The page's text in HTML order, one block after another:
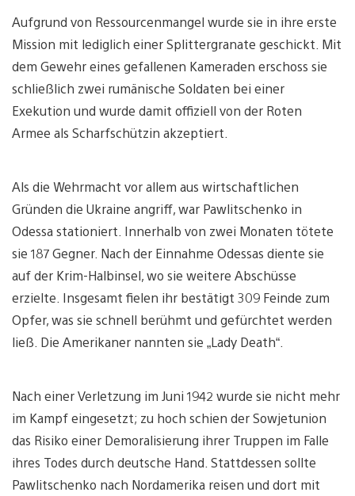
Aufgrund von Ressourcenmangel wurde sie in ihre erste
Mission mit lediglich einer Splittergranate geschickt. Mit
dem Gewehr eines gefallenen Kameraden erschoss sie
schließlich zwei rumänische Soldaten bei einer
Exekution und wurde damit offiziell von der Roten
Armee als Scharfschützin akzeptiert.
Als die Wehrmacht vor allem aus wirtschaftlichen
Gründen die Ukraine angriff, war Pawlitschenko in
Odessa stationiert. Innerhalb von zwei Monaten tötete
sie 187 Gegner. Nach der Einnahme Odessas diente sie
auf der Krim-Halbinsel, wo sie weitere Abschüsse
erzielte. Insgesamt fielen ihr bestätigt 309 Feinde zum
Opfer, was sie schnell berühmt und gefürchtet werden
ließ. Die Amerikaner nannten sie „Lady Death“.
Nach einer Verletzung im Juni 1942 wurde sie nicht mehr
im Kampf eingesetzt; zu hoch schien der Sowjetunion
das Risiko einer Demoralisierung ihrer Truppen im Falle
ihres Todes durch deutsche Hand. Stattdessen sollte
Pawlitschenko nach Nordamerika reisen und dort mit